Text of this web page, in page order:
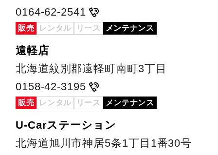
0164-62-2541
販売 レンタル リース メンテナンス
遠軽店
北海道紋別郡遠軽町南町3丁目
0158-42-3195
販売 レンタル リース メンテナンス
U-Carステーション
北海道旭川市神居5条1丁目1番30号